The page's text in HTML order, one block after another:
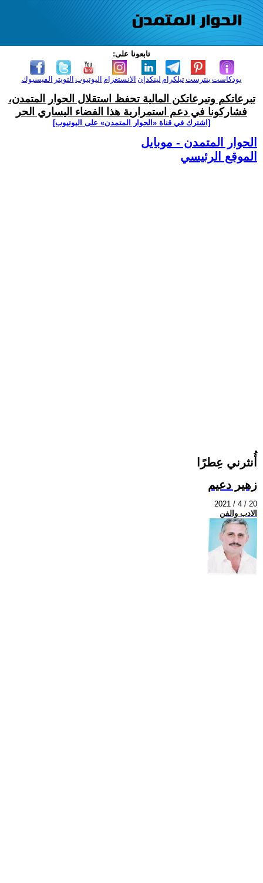
تابعونا على:
الفيسبوك التويتر اليوتيوب الانستغرام لينكدإن تيلكرامبنترست بودكاست
تبرعاتكم وتبرعاتكن المالية تحفظ استقلال الحوار المتمدن،
فشاركونا في دعم استمرارية هذا الفضاء اليساري الحر
[اشترك في قناة ‫«الحوار المتمدن» على اليوتيوب]
الحوار المتمدن - موبايل
الموقع الرئيسي
أُنثرني عِطرًا
زهير دعيم
2021 / 4 / 20
الادب والفن